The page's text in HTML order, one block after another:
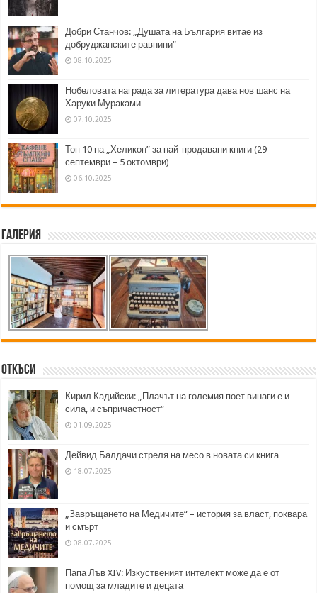
Добри Станчов: „Душата на България витае из
добруджанските равнини“
08.10.2025
Нобеловата награда за литература дава нов шанс на
Харуки Мураками
07.10.2025
Топ 10 на „Хеликон” за най-продавани книги (29
септември – 5 октомври)
06.10.2025
Галерия
Откъси
Кирил Кадийски: „Плачът на големия поет винаги е и
сила, и съпричастност“
01.09.2025
Дейвид Балдачи стреля на месо в новата си книга
18.07.2025
„Завръщането на Медичите“ – история за власт, поквара
и смърт
08.07.2025
Папа Лъв XIV: Изкуственият интелект може да е от
помощ за младите и децата